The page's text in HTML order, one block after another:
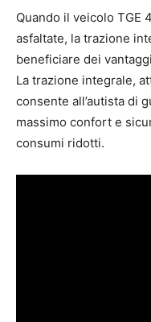
Quando il veicolo TGE
asfaltate, la trazione
beneficiare dei
La trazione integrale,
consente all’autista di
massimo confort e
consumi ridotti.